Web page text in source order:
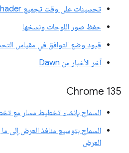
تحسينات على وقت تجميع Shader على D3D12
حفظ صور اللوحات ونسخها
قيود وضع التوافق في مقياس
آخر الأخبار من Dawn
Chrome 135
السماح بإنشاء تخطيط مسار مع
السماح بتوسيع منافذ العرض إلى
العرض